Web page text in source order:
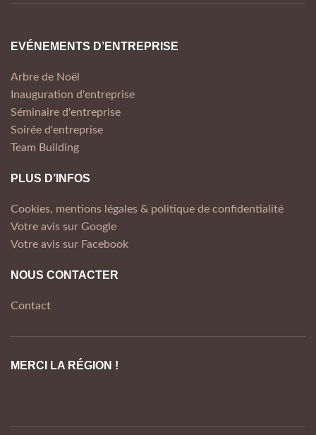
EVÉNEMENTS D’ENTREPRISE
Arbre de Noël
Inauguration d'entreprise
Séminaire d'entreprise
Soirée d'entreprise
Team Building
PLUS D’INFOS
Cookies, mentions légales & politique de confidentialité
Votre avis sur Google
Votre avis sur Facebook
NOUS CONTACTER
Contact
MERCI LA RÉGION !